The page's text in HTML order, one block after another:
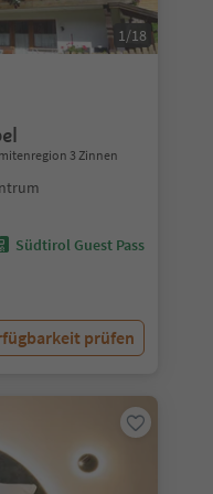
1/18
3 Zinnen
Südtirol Guest Pass
prüfen